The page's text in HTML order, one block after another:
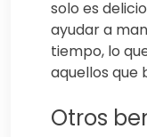
solo es
ayudar a
tiempo, lo
aquellos que
Otros